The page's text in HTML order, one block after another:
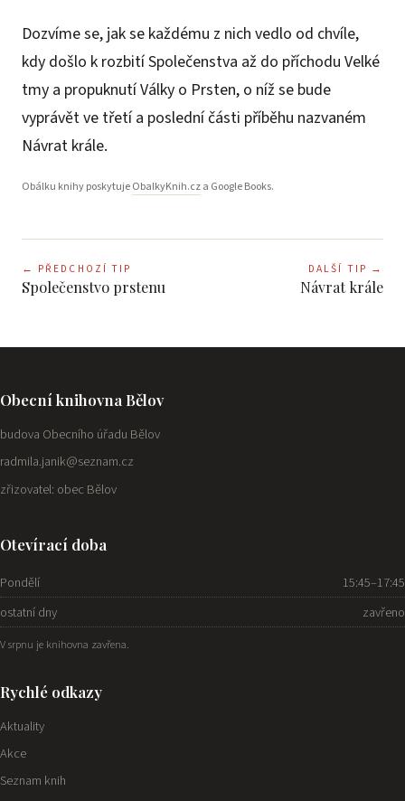
Dozvíme se, jak se každému z nich vedlo od chvíle,
kdy došlo k rozbití Společenstva až do příchodu Velké
tmy a propuknutí Války o Prsten, o níž se bude
vyprávět ve třetí a poslední části příběhu nazvaném
Návrat krále.
Obálku knihy poskytujeObalkyKnih.cza Google Books.
← PŘEDCHOZÍ TIP
Společenstvo prstenu
DALŠÍ TIP →
Návrat krále
Obecní knihovna Bělov
budova Obecního úřadu Bělov
radmila.janik@seznam.cz
zřizovatel: obec Bělov
Otevírací doba
Pondělí
15:45–17:45
ostatní dny
zavřeno
V srpnu je knihovna zavřena.
Rychlé odkazy
Aktuality
Akce
Seznam knih